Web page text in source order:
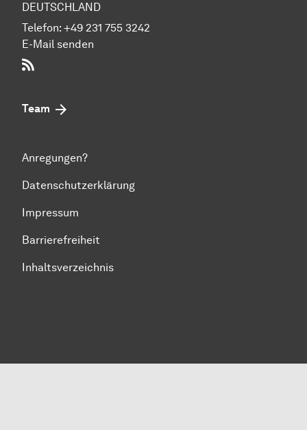
DEUTSCHLAND
Telefon: +49 231 755 3242
E-Mail senden
Team
Anregungen?
Datenschutzerklärung
Impressum
Barrierefreiheit
Inhaltsverzeichnis